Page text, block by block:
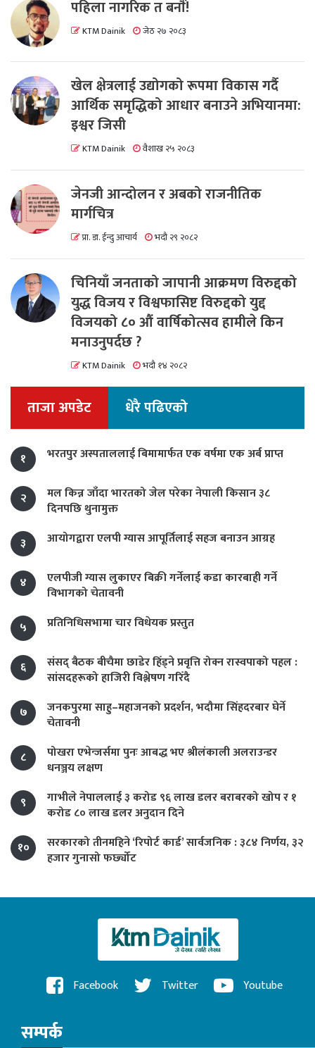
पहिला नागरिक त बनाैं!
KTM Dainik जेठ २७ २०८३
खेल क्षेत्रलाई उद्योगको रूपमा विकास गर्दै
आर्थिक समृद्धिको आधार बनाउने अभियानमा:
इश्वर जिसी
KTM Dainik वैशाख २५ २०८३
जेनजी आन्दोलन र अबको राजनीतिक
मार्गचित्र
प्रा. डा. ईन्दु आचार्य भदौ २९ २०८२
चिनियाँ जनताको जापानी आक्रमण विरुद्दको
युद्ध विजय र विश्वफासिष्ट विरुद्दको युद्द
विजयको ८० औं वार्षिकोत्सव हामीले किन
मनाउनुपर्दछ ?
KTM Dainik भदौ १४ २०८२
ताजा अपडेट धेरै पढिएको
१ भरतपुर अस्पताललाई बिमामार्फत एक वर्षमा एक अर्ब प्राप्त
२
मल किन्न जाँदा भारतको जेल परेका नेपाली किसान ३८
दिनपछि थुनामुक्त
३
आयोगद्वारा एलपी ग्यास आपूर्तिलाई सहज बनाउन आग्रह
४
एलपीजी ग्यास लुकाएर बिक्री गर्नेलाई कडा कारबाही गर्ने
विभागको चेतावनी
५
प्रतिनिधिसभामा चार विधेयक प्रस्तुत
६
संसद् बैठक बीचैमा छाडेर हिँड्ने प्रवृत्ति रोक्न रास्वपाको पहल :
सांसदहरूको हाजिरी विश्लेषण गरिँदै
७
जनकपुरमा साहु–महाजनको प्रदर्शन, भदौमा सिंहदरबार घेर्ने
चेतावनी
८
पोखरा एभेन्जर्समा पुनः आबद्ध भए श्रीलंकाली अलराउन्डर
धनञ्जय लक्षण
९
गाभीले नेपाललाई ३ करोड ९६ लाख डलर बराबरको खोप र १
करोड ८० लाख डलर अनुदान दिने
१०
सरकारको तीनमहिने ‘रिपोर्ट कार्ड’ सार्वजनिक : ३८४ निर्णय, ३२
हजार गुनासो फर्छ्योट
Facebook Twitter Youtube
सम्पर्क